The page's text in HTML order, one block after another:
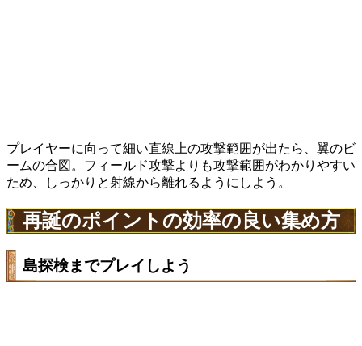
プレイヤーに向って細い直線上の攻撃範囲が出たら、翼のビ
ームの合図。フィールド攻撃よりも攻撃範囲がわかりやすい
ため、しっかりと射線から離れるようにしよう。
再誕のポイントの効率の良い集め方
島探検までプレイしよう